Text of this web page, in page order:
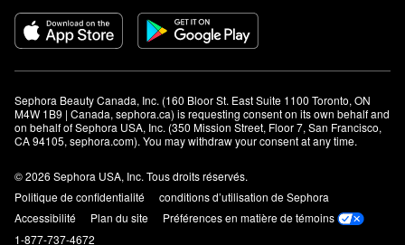
Sephora Beauty Canada, Inc. (160 Bloor St. East Suite 1100 Toronto, ON
M4W 1B9 | Canada, sephora.ca) is requesting consent on its own behalf and
on behalf of Sephora USA, Inc. (350 Mission Street, Floor 7, San Francisco,
CA 94105, sephora.com). You may withdraw your consent at any time.
© 2026 Sephora USA, Inc. Tous droits réservés.
Politique de confidentialité
conditions d’utilisation de Sephora
Accessibilité
Plan du site
Préférences en matière de témoins
1-877-737-4672